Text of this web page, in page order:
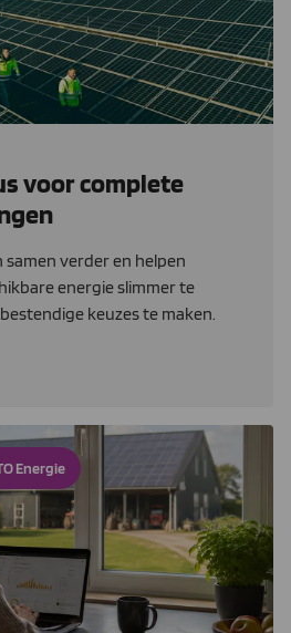
voor complete
verder en helpen
energie slimmer te
keuzes te maken.
Energie